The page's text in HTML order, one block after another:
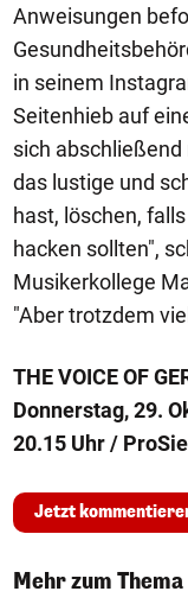
Anweisungen
in seinem
Seitenhieb auf
sich
das lustige und
hast, löschen,
hacken sollten",
Musikerkollege
"Aber trotzdem
THE VOICE OF
Donnerstag, 29.
20.15 Uhr /
Jetzt
Mehr zum Thema